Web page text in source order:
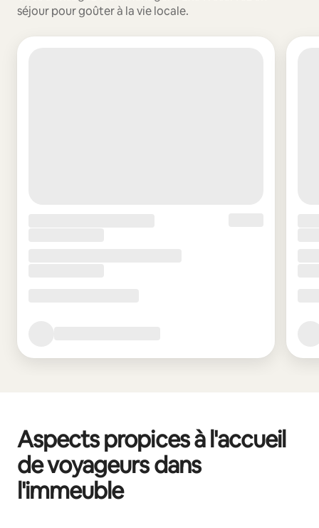
séjour pour goûter à la vie locale.
Aspects propices à l'accueil
de voyageurs dans
l'immeuble